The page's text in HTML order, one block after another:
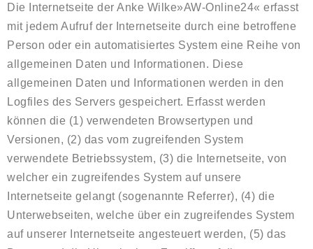
Die Internetseite der Anke Wilke»AW-Online24« erfasst
mit jedem Aufruf der Internetseite durch eine betroffene
Person oder ein automatisiertes System eine Reihe von
allgemeinen Daten und Informationen. Diese
allgemeinen Daten und Informationen werden in den
Logfiles des Servers gespeichert. Erfasst werden
können die (1) verwendeten Browsertypen und
Versionen, (2) das vom zugreifenden System
verwendete Betriebssystem, (3) die Internetseite, von
welcher ein zugreifendes System auf unsere
Internetseite gelangt (sogenannte Referrer), (4) die
Unterwebseiten, welche über ein zugreifendes System
auf unserer Internetseite angesteuert werden, (5) das